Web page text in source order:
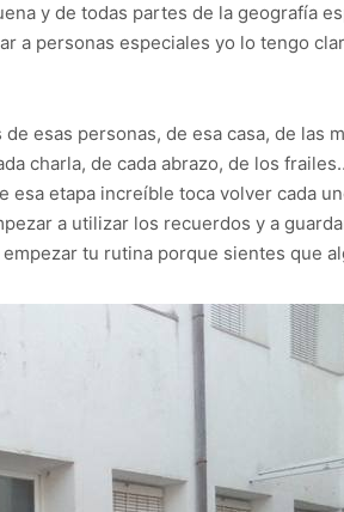
y de todas partes de la geografía
a personas especiales yo lo tengo
esas personas, de esa casa, de las
charla, de cada abrazo, de los
etapa increíble toca volver cada
a utilizar los recuerdos y a
tu rutina porque sientes que